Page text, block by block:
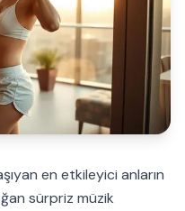
en etkileyici anların
sürpriz müzik